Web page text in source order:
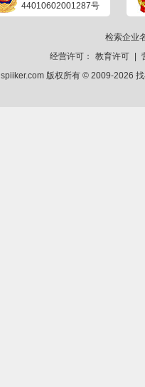
44010602001287号
检索企业
经营许可：
教育许可
spiiker.com 版权所有 © 2009-2026